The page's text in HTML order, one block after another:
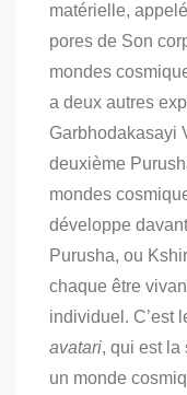
matérielle,
pores de Son
mondes
a deux autres
Garbhodakasayi
deuxième
mondes
développe
Purusha, ou
chaque être
individuel. C’est
avatari, qui est la
un monde